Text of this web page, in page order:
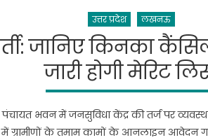
उत्तर प्रदेश लखनऊ
जानिए किनका
जारी होगी मेरिट
भवन में जनसुविधा केंद्र की तर्ज पर
में ग्रामीणों के तमाम कामों के आनलाइन